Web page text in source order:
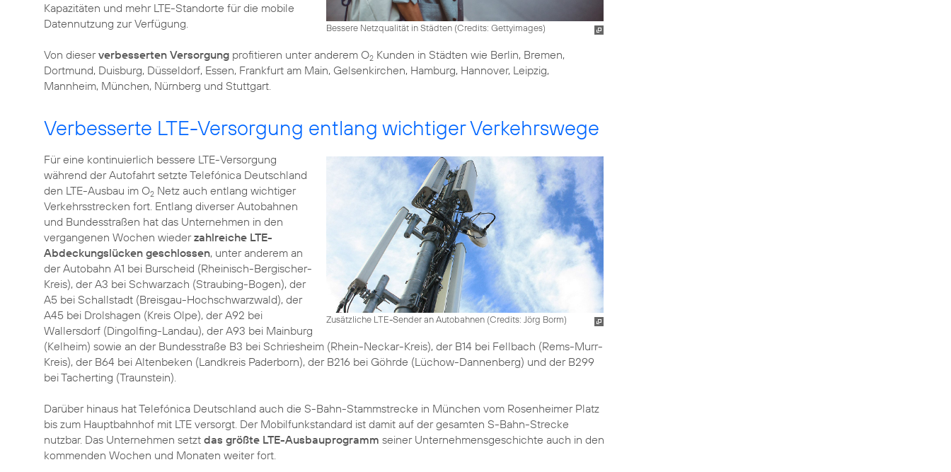
Bessere Netzqualität in Städten (Credits: Gettyimages)
Kapazitäten und mehr LTE-Standorte für die mobile
Datennutzung zur Verfügung.
Von dieserverbesserten Versorgung profitieren unter anderem O2 Kunden in Städten wie Berlin, Bremen,
Dortmund, Duisburg, Düsseldorf, Essen, Frankfurt am Main, Gelsenkirchen, Hamburg, Hannover, Leipzig,
Mannheim, München, Nürnberg und Stuttgart.
Verbesserte LTE-Versorgung entlang wichtiger Verkehrswege
Zusätzliche LTE-Sender an Autobahnen (Credits: Jörg Borm)
Für eine kontinuierlich bessere LTE-Versorgung
während der Autofahrt setzte Telefónica Deutschland
den LTE-Ausbau im O2 Netz auch entlang wichtiger
Verkehrsstrecken fort. Entlang diverser Autobahnen
und Bundesstraßen hat das Unternehmen in den
vergangenen Wochen wiederzahlreiche LTE-
Abdeckungslücken geschlossen, unter anderem an
der Autobahn A1 bei Burscheid (Rheinisch-Bergischer-
Kreis), der A3 bei Schwarzach (Straubing-Bogen), der
A5 bei Schallstadt (Breisgau-Hochschwarzwald), der
A45 bei Drolshagen (Kreis Olpe), der A92 bei
Wallersdorf (Dingolfing-Landau), der A93 bei Mainburg
(Kelheim) sowie an der Bundesstraße B3 bei Schriesheim (Rhein-Neckar-Kreis), der B14 bei Fellbach (Rems-Murr-
Kreis), der B64 bei Altenbeken (Landkreis Paderborn), der B216 bei Göhrde (Lüchow-Dannenberg) und der B299
bei Tacherting (Traunstein).
Darüber hinaus hat Telefónica Deutschland auch die S-Bahn-Stammstrecke in München vom Rosenheimer Platz
bis zum Hauptbahnhof mit LTE versorgt. Der Mobilfunkstandard ist damit auf der gesamten S-Bahn-Strecke
nutzbar. Das Unternehmen setzt das größte LTE-Ausbauprogramm seiner Unternehmensgeschichte auch in den
kommenden Wochen und Monaten weiter fort.